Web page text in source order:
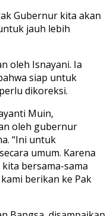
Gubernur kita akan
jauh lebih
oleh Isnayani. Ia
siap untuk
dikoreksi.
Muin,
oleh gubernur
“Ini untuk
umum. Karena
bersama-sama
berikan ke Pak